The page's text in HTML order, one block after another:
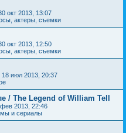
окт 2013, 13:07
актеры, съемки
окт 2013, 12:50
актеры, съемки
18 июл 2013, 20:37
/ The Legend of William Tell
2013, 22:46
и сериалы